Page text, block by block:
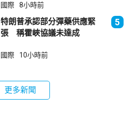
國際 8小時前
特朗普承認部分彈藥供應緊
張 稱霍峽協議未達成
5
國際 10小時前
更多新聞